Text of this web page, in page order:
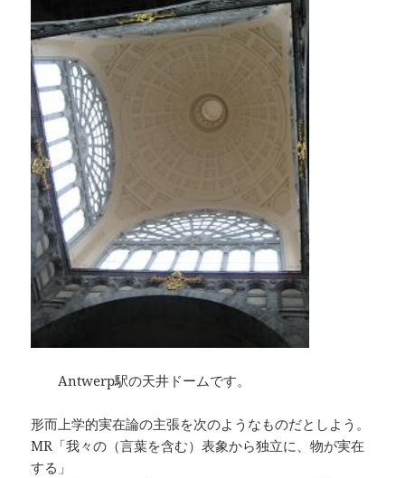
Antwerp駅の天井ドームです。
形而上学的実在論の主張を次のようなものだとしよう。
MR「我々の（言葉を含む）表象から独立に、物が実在
する」